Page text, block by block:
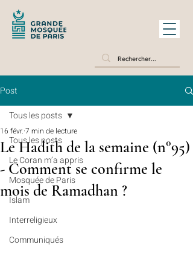
Post
Tous les posts
Le Coran m’a appris
Mosquée de Paris
Islam
Interreligieux
Communiqués
Tous les posts
Le Hadith de la semaine (n°95)
- Comment se confirme le
mois de Ramadhan ?
16 févr. 7 min de lecture